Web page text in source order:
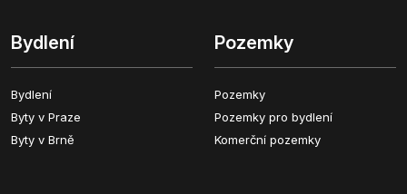
Bydlení
Bydlení
Byty v Praze
Byty v Brně
Pozemky
Pozemky
Pozemky pro bydlení
Komerční pozemky